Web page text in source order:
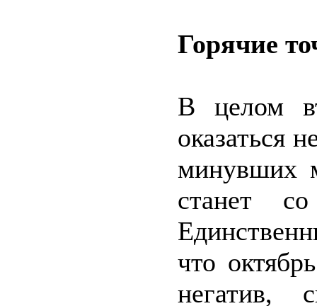
Горячие
В целом
оказаться
минувших
станет
что
негатив,